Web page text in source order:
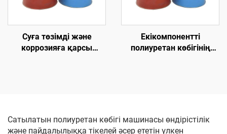
Суға төзімді және
коррозияға қарсы
Екікомпонентті
полиуретан көбігінің
Сатылатын полиуретан көбігі машинасы өндірістілік
және пайдалылыққа тікелей әсер ететін үлкен